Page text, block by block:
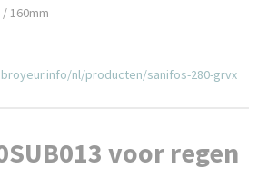
160mm
nl/producten/sanifos-280-grvx
voor regen